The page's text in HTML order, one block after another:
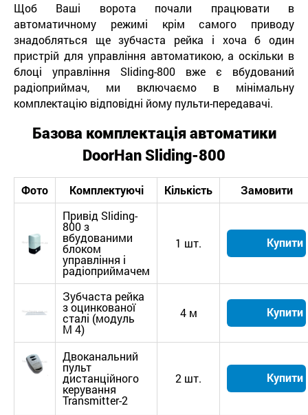
Щоб Ваші ворота почали працювати в
автоматичному режимі крім самого приводу
знадобляться ще зубчаста рейка і хоча б один
пристрій для управління автоматикою, а оскільки в
блоці управління Sliding-800 вже є вбудований
радіоприймач, ми включаємо в мінімальну
комплектацію відповідні йому пульти-передавачі.
Базова комплектація автоматики
DoorHanSliding-800
Фото Комплектуючі Кількість
Замовити
Привід Sliding-
800 з
вбудованими
блоком
управління і
радіоприймачем
1 шт. Купити
Зубчаста рейка
з оцинкованої
сталі (модуль
М 4)
4 м Купити
Двоканальний
пульт
дистанційного
керування
Transmitter-2
2 шт. Купити